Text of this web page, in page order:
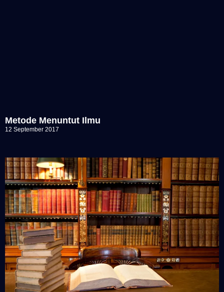
Metode Menuntut Ilmu
12 September 2017